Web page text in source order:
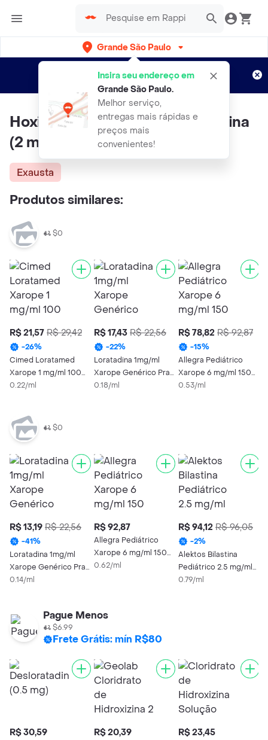
Grande São Paulo
Insira seu endereço em
Grande São Paulo.
Melhor serviço,
entregas mais rápidas e
preços mais
convenientes!
Entregas grátis por 15 dias!
Aplicam T&C
Hoxidrin Cloridrato de Hidroxizina
(2 mg/mL)
Exausta
Produtos similares:
$0
R$ 21,57 R$ 29,42
-26%
Cimed Loratamed
Xarope 1 mg/ml 100
ml
0.22/ml
R$ 17,43 R$ 22,56
-22%
Loratadina 1mg/ml
Xarope Genérico Prati
Donaduzzi 100ml
0.18/ml
R$ 78,82 R$ 92,87
-15%
Allegra Pediátrico
Xarope 6 mg/ml 150
ml com Seringa
0.53/ml
$0
R$ 13,19 R$ 22,56
-41%
Loratadina 1mg/ml
Xarope Genérico Prati
Donaduzzi 100ml
0.14/ml
R$ 92,87
Allegra Pediátrico
Xarope 6 mg/ml 150
ml com Seringa
0.62/ml
R$ 94,12 R$ 96,05
-2%
Alektos Bilastina
Pediátrico 2.5 mg/ml
Solução Oral 120 ml
0.79/ml
Pague Menos
$6.99
Frete Grátis: mín R$80
R$ 30,59 R$ 20,39 R$ 23,45